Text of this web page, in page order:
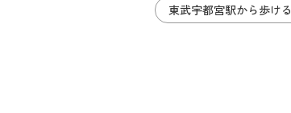
東武宇都宮駅から歩ける